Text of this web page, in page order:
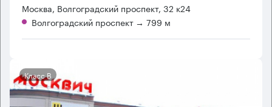
Москва, Волгоградский проспект, 32 к24
Волгоградский проспект → 799 м
Класс B